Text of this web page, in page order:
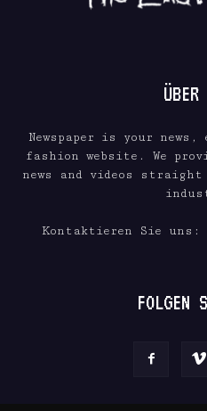
ÜBER
Newspaper is your
fashion website. We
news and videos
Kontaktieren Sie uns:
FOLGEN